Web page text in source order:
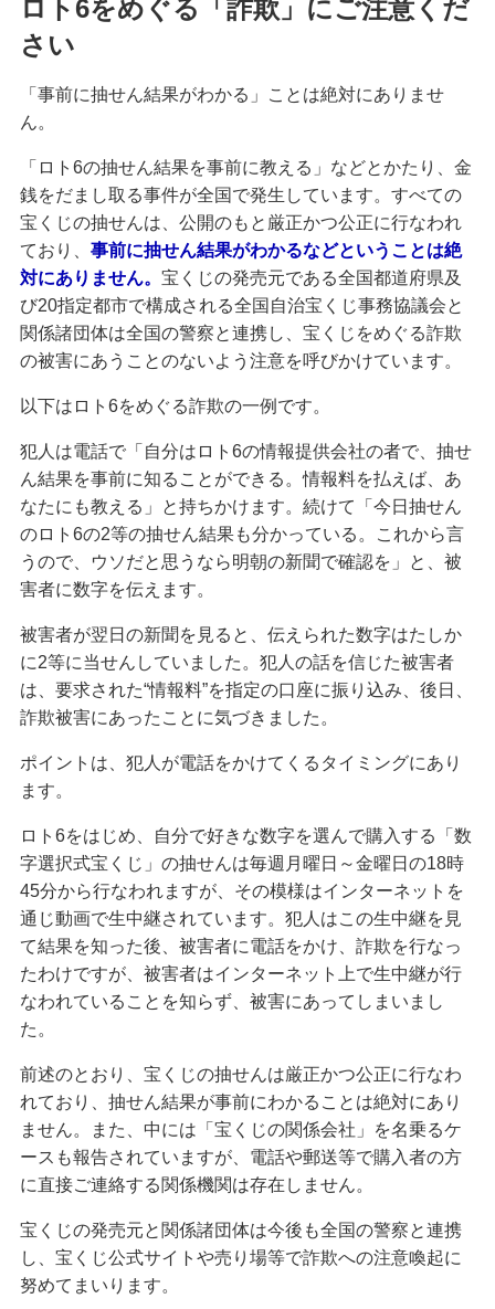
ロト6をめぐる「詐欺」にご注意くだ
さい
「事前に抽せん結果がわかる」ことは絶対にありませ
ん。
「ロト6の抽せん結果を事前に教える」などとかたり、金
銭をだまし取る事件が全国で発生しています。すべての
宝くじの抽せんは、公開のもと厳正かつ公正に行なわれ
ており、 事前に抽せん結果がわかるなどということは絶
対にありません。 宝くじの発売元である全国都道府県及
び20指定都市で構成される全国自治宝くじ事務協議会と
関係諸団体は全国の警察と連携し、宝くじをめぐる詐欺
の被害にあうことのないよう注意を呼びかけています。
以下はロト6をめぐる詐欺の一例です。
犯人は電話で「自分はロト6の情報提供会社の者で、抽せ
ん結果を事前に知ることができる。情報料を払えば、あ
なたにも教える」と持ちかけます。続けて「今日抽せん
のロト6の2等の抽せん結果も分かっている。これから言
うので、ウソだと思うなら明朝の新聞で確認を」と、被
害者に数字を伝えます。
被害者が翌日の新聞を見ると、伝えられた数字はたしか
に2等に当せんしていました。犯人の話を信じた被害者
は、要求された“情報料”を指定の口座に振り込み、後日、
詐欺被害にあったことに気づきました。
ポイントは、犯人が電話をかけてくるタイミングにあり
ます。
ロト6をはじめ、自分で好きな数字を選んで購入する「数
字選択式宝くじ」の抽せんは毎週月曜日～金曜日の18時
45分から行なわれますが、その模様はインターネットを
通じ動画で生中継されています。犯人はこの生中継を見
て結果を知った後、被害者に電話をかけ、詐欺を行なっ
たわけですが、被害者はインターネット上で生中継が行
なわれていることを知らず、被害にあってしまいまし
た。
前述のとおり、宝くじの抽せんは厳正かつ公正に行なわ
れており、抽せん結果が事前にわかることは絶対にあり
ません。また、中には「宝くじの関係会社」を名乗るケ
ースも報告されていますが、電話や郵送等で購入者の方
に直接ご連絡する関係機関は存在しません。
宝くじの発売元と関係諸団体は今後も全国の警察と連携
し、宝くじ公式サイトや売り場等で詐欺への注意喚起に
努めてまいります。